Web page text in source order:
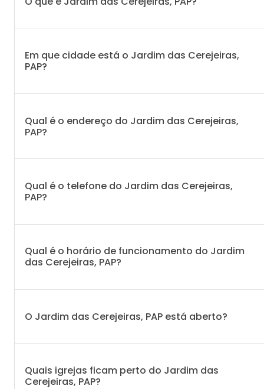
Em que cidade está o Jardim das Cerejeiras,
PAP?
Qual é o endereço do Jardim das Cerejeiras,
PAP?
Qual é o telefone do Jardim das Cerejeiras,
PAP?
Qual é o horário de funcionamento do Jardim
das Cerejeiras, PAP?
O Jardim das Cerejeiras, PAP está aberto?
Quais igrejas ficam perto do Jardim das
Cerejeiras, PAP?